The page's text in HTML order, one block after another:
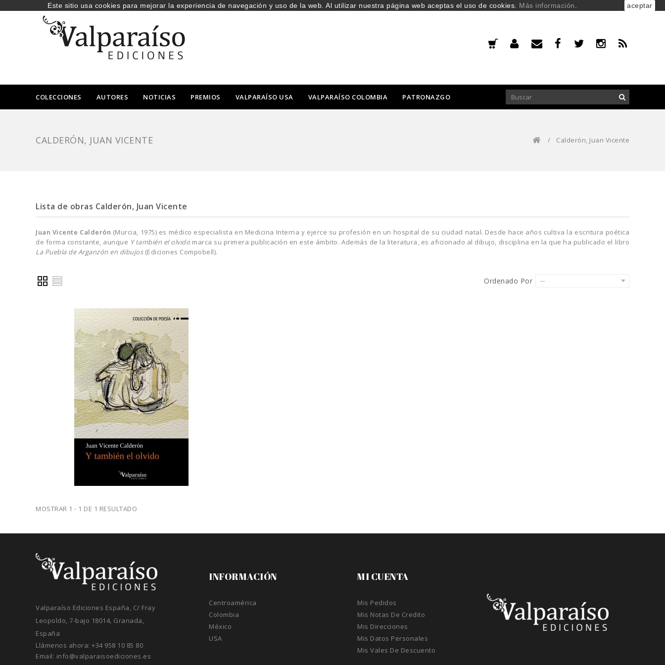
COLECCIONES AUTORES NOTICIAS PREMIOS VALPARAÍSO USA VALPARAÍSO COLOMBIA PATRONAZGO
CALDERÓN, JUAN VICENTE / Calderón, Juan Vicente
Lista de obras Calderón, Juan Vicente
Juan Vicente Calderón (Murcia, 1975) es médico especialista en Medicina Interna y ejerce su profesión en un hospital de su ciudad natal. Desde hace años cultiva la escritura poética
de forma constante, aunque Y también el olvido marca su primera publicación en este ámbito. Además de la literatura, es aficionado al dibujo, disciplina en la que ha publicado el libro
La Puebla de Arganzón en dibujos(Ediciones Compobell).
Ordenado Por --
MOSTRAR 1 - 1 DE 1 RESULTADO
MI CUENTA
Mis Pedidos
Mis Notas De Credito
Mis Direcciones
Mis Datos Personales
Mis Vales De Descuento
INFORMACIÓN
Centroamérica
Colombia
México
USA
Valparaíso Ediciones España, C/ Fray
Leopoldo, 7-bajo 18014, Granada,
España
Llámenos ahora: +34 958 10 85 80
Email: info@valparaisoediciones.es
Este sitio usa cookies para mejorar la experiencia de navegación y uso de la web. Al utilizar nuestra página web aceptas el uso de cookies. Más información aceptar